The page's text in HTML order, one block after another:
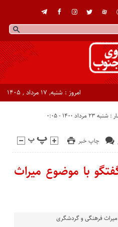
امروز : شنبه, ۱۷ مرداد , ۱۴۰۵
مرداد ۱۴۰۰ - ۰:۰۵
چاپ خبر
با موضوع میراث